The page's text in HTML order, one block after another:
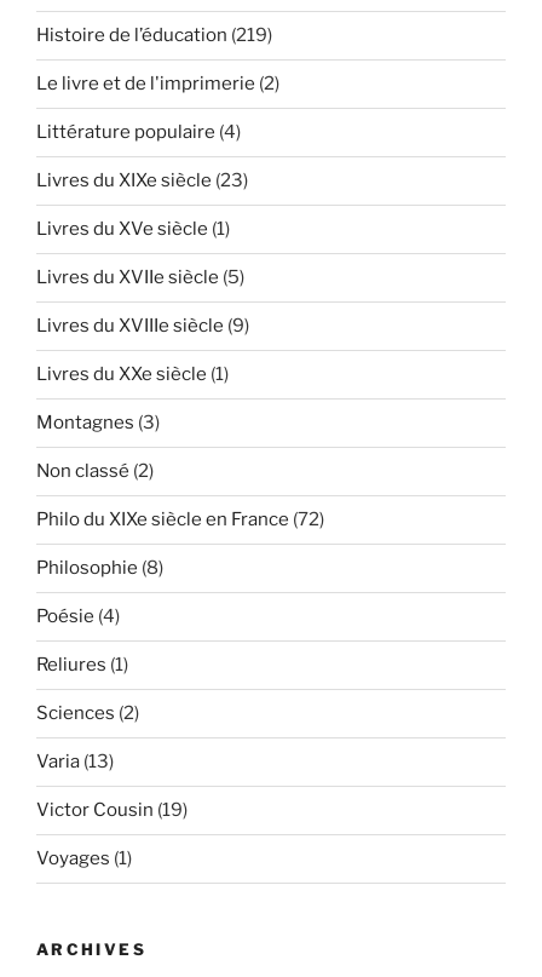
Histoire de l’éducation (219)
Le livre et de l'imprimerie (2)
Littérature populaire (4)
Livres du XIXe siècle (23)
Livres du XVe siècle (1)
Livres du XVIIe siècle (5)
Livres du XVIIIe siècle (9)
Livres du XXe siècle (1)
Montagnes (3)
Non classé (2)
Philo du XIXe siècle en France (72)
Philosophie (8)
Poésie (4)
Reliures (1)
Sciences (2)
Varia (13)
Victor Cousin (19)
Voyages (1)
ARCHIVES